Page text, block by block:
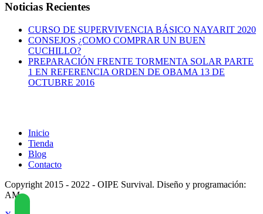
Noticias Recientes
CURSO DE SUPERVIVENCIA BÁSICO NAYARIT 2020
CONSEJOS ¿COMO COMPRAR UN BUEN
CUCHILLO?
PREPARACIÓN FRENTE TORMENTA SOLAR PARTE
1 EN REFERENCIA ORDEN DE OBAMA 13 DE
OCTUBRE 2016
Inicio
Tienda
Blog
Contacto
Copyright 2015 - 2022 - OIPE Survival. Diseño y programación:
AM